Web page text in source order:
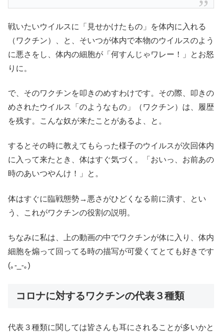
戦いたいウイルスに「見せかけたもの」を体内に入れる
（ワクチン）、と、そいつが体内で本物のウイルスのよう
に悪さをし、体内の細胞が「何すんじゃワレー！」とお怒
りに。
で、そのワクチンを叩きのめすわけです。その際、叩きの
めされたウイルス「のようなもの」（ワクチン）は、履歴
を残す。こんな奴が来たことがあるよ、と。
するとその時に教えてもらった様子のウイルスが次回体内
に入って来たとき、体はすぐ気づく。「おいっ、お前あの
時のあいつやんけ！」と。
体はすぐに臨戦態勢→悪さがひどくなる前に潰す、とい
う、これがワクチンの役割の説明。
ちなみに私は、上の動画の中でワクチンが体に入り、体内
細胞を煽って回ってる時の描写が可愛くてとても好きです
(｡-_-｡)
コロナに対するワクチンの代表３種類
代表３種類に関しては皆さんも耳にされることが多いかと